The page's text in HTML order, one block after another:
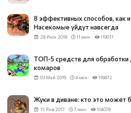
8 эффективных способов, как
Насекомые уйдут навсегда
28 Июн 2019 11 мин. 119017
ТОП-5 средств для обработки
комаров
03 Май 2016 4 мин. 116872
Жуки в диване: кто это может
15 Янв 2017 7 мин. 104078